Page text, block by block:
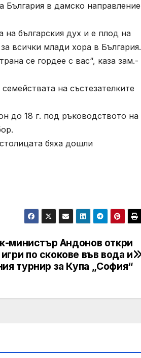
в дамско направление
на българския дух и е плод на
всички млади хора в България.
се гордее с вас“, каза зам.-
на състезателките
до 18 г. под ръководството на
бяха дошли
министър Андонов откри
по скокове във вода и
турнир за Купа „София“